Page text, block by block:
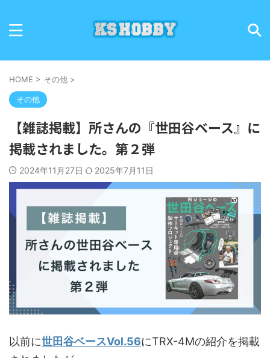
HOME > その他 >
その他
【雑誌掲載】所さんの『世田谷ベース』に
掲載されました。第２弾
2024年11月27日 2025年7月11日
以前に世田谷ベースVol.56にTRX-4Mの紹介を掲載